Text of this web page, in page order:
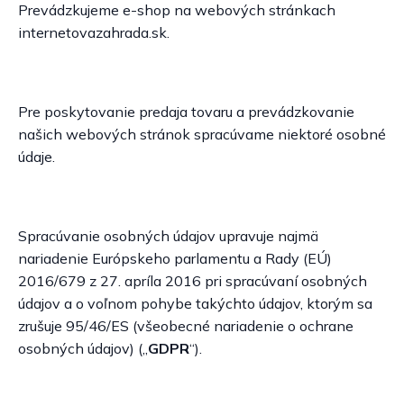
Prevádzkujeme e-shop na webových stránkach
internetovazahrada.sk.
Pre poskytovanie predaja tovaru a prevádzkovanie
našich webových stránok spracúvame niektoré osobné
údaje.
Spracúvanie osobných údajov upravuje najmä
nariadenie Európskeho parlamentu a Rady (EÚ)
2016/679 z 27. apríla 2016 pri spracúvaní osobných
údajov a o voľnom pohybe takýchto údajov, ktorým sa
zrušuje 95/46/ES (všeobecné nariadenie o ochrane
osobných údajov) („GDPR“).